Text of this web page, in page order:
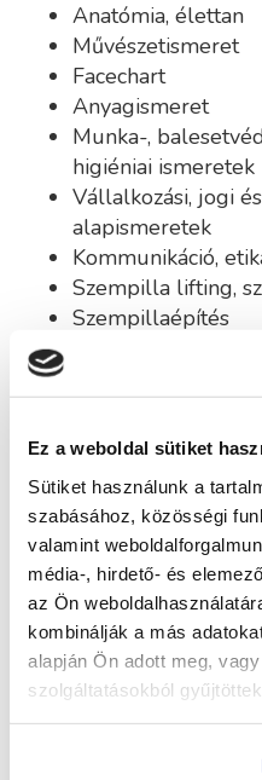
Ez a weboldal sütiket
Sütiket használunk a
szabásához, közösségi
valamint
média-, hirdető- és
az Ön
kombinálják a más
alapján Ön adott meg,
szolgáltatásokból gyűjtöttek.
Anatómia, élettan
Művészetismeret
Facechart
Anyagismeret
Munka-,
higiéniai ismeretek
Vállalkozási, jogi
alapismeretek
Kommunikáció,
Szempilla lifting,
Szempillaépítés
MEGSZEREZHETŐ
Képzésszervező